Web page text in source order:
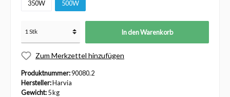
350W
500W
In den Warenkorb
Zum Merkzettel hinzufügen
Produktnummer:90080.2
Hersteller:Harvia
Gewicht:5 kg